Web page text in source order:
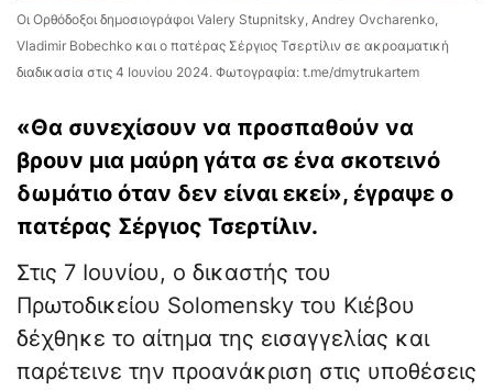
Οι Ορθόδοξοι δημοσιογράφοι Valery Stupnitsky, Andrey Ovcharenko,
Vladimir Bobechko και ο πατέρας Σέργιος Τσερτίλιν σε ακροαματική
διαδικασία στις 4 Ιουνίου 2024. Φωτογραφία: t.me/dmytrukartem
«Θα συνεχίσουν να προσπαθούν να
βρουν μια μαύρη γάτα σε ένα σκοτεινό
δωμάτιο όταν δεν είναι εκεί», έγραψε ο
πατέρας Σέργιος Τσερτίλιν.
Στις 7 Ιουνίου, ο δικαστής του
Πρωτοδικείου Solomensky του Κιέβου
δέχθηκε το αίτημα της εισαγγελίας και
παρέτεινε την προανάκριση στις υποθέσεις